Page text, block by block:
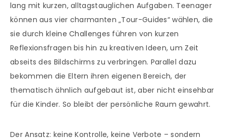
lang mit kurzen, alltagstauglichen Aufgaben. Teenager
können aus vier charmanten „Tour-Guides“ wählen, die
sie durch kleine Challenges führen von kurzen
Reflexionsfragen bis hin zu kreativen Ideen, um Zeit
abseits des Bildschirms zu verbringen. Parallel dazu
bekommen die Eltern ihren eigenen Bereich, der
thematisch ähnlich aufgebaut ist, aber nicht einsehbar
für die Kinder. So bleibt der persönliche Raum gewahrt.
Der Ansatz: keine Kontrolle, keine Verbote – sondern